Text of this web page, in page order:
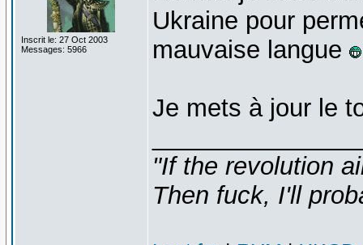
Inscrit le: 27 Oct 2003
Messages: 5966
Ukraine pour
mauvaise langue
Je mets à jour le
"If the revolution
Then fuck, I'll